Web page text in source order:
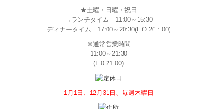
★土曜・日曜・祝日
→ランチタイム 11:00～15:30
ディナータイム 17:00～20:30(L.O.20：00)
※通常営業時間
11:00～21:30
(L.0 21:00)
1月1日、12月31日、毎週木曜日